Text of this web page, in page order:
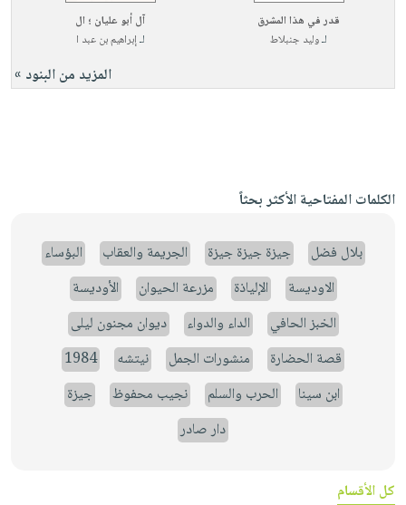
قدر في هذا المشرق
لـوليد جنبلاط
آل أبو عليان ؛ ال
لـإبراهيم بن عبد ا
المزيد من البنود »
الكلمات المفتاحية الأكثر بحثاً
بلال فضل جيزة جيزة جيزة الجريمة والعقاب
البؤساء
الاوديسة
الإلياذة مزرعة الحيوان
الأوديسة
الخبز الحافي
الداء والدواء
ديوان مجنون ليلى
قصة الحضارة
منشورات الجمل نيتشه
1984
ابن سينا
الحرب والسلم نجيب محفوظ
جيزة
دار صادر
كل الأقسام